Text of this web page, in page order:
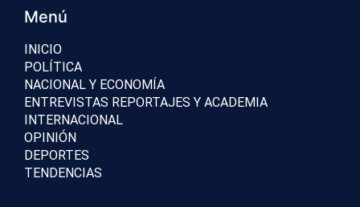
Menú
INICIO
POLÍTICA
NACIONAL Y ECONOMÍA
ENTREVISTAS REPORTAJES Y ACADEMIA
INTERNACIONAL
OPINIÓN
DEPORTES
TENDENCIAS